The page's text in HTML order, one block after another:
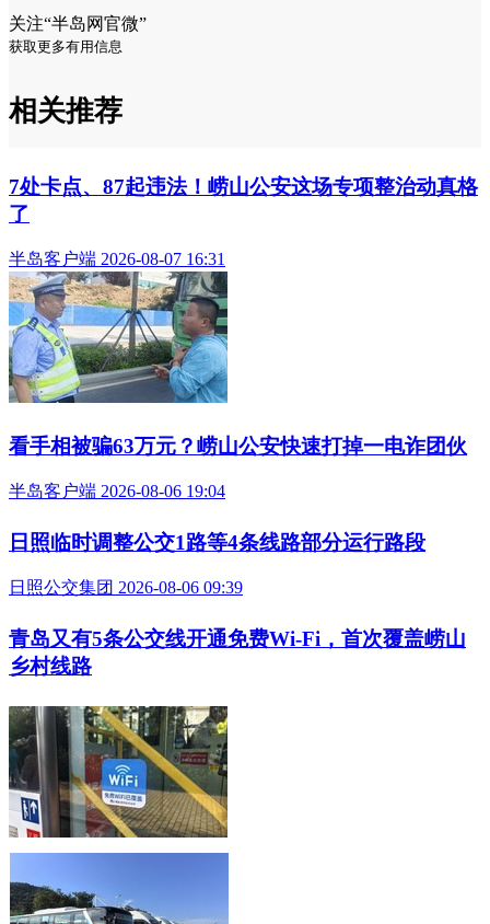
关注“半岛网官微”
获取更多有用信息
相关推荐
7处卡点、87起违法！崂山公安这场专项整治动真格
了
半岛客户端 2026-08-07 16:31
看手相被骗63万元？崂山公安快速打掉一电诈团伙
半岛客户端 2026-08-06 19:04
日照临时调整公交1路等4条线路部分运行路段
日照公交集团 2026-08-06 09:39
青岛又有5条公交线开通免费Wi-Fi，首次覆盖崂山
乡村线路